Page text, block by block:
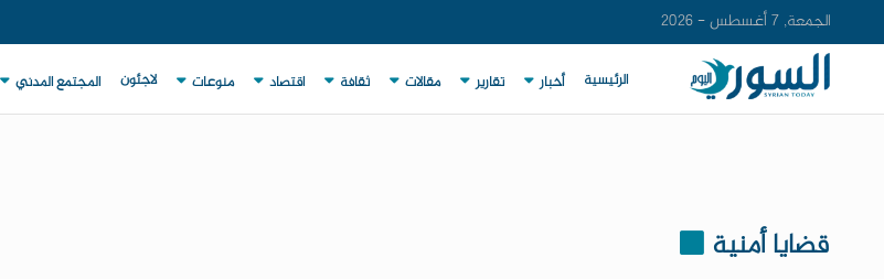
الجمعة, 7 أغسطس - 2026
الرئيسية أخبار تقارير مقالات ثقافة اقتصاد منوعات لاجئون المجتمع المدني
قضايا أمنية